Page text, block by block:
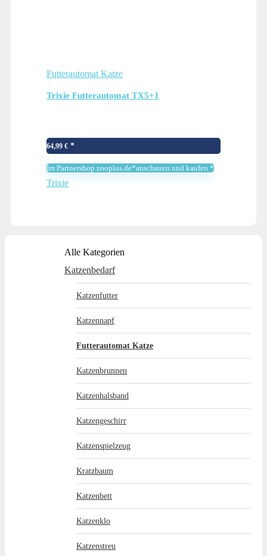
Futterautomat Katze
Trixie Futterautomat TX5+1
64,99 €
Im Partnershop zooplus.de*anschauen und kaufen *
Trixie
Alle Kategorien
Katzenbedarf
Katzenfutter
Katzennapf
Futterautomat Katze
Katzenbrunnen
Katzenhalsband
Katzengeschirr
Katzenspielzeug
Kratzbaum
Katzenbett
Katzenklo
Katzenstreu